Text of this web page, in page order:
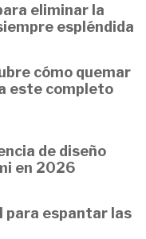
eliminar la
espléndida
cómo quemar
este completo
de diseño
en 2026
para espantar las